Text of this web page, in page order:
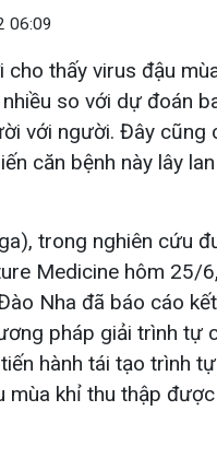
06:09
cho thấy virus đậu
so với dự đoán
với người. Đây cũng
căn bệnh này lây
trong nghiên cứu
Medicine hôm 25/
Nha đã báo cáo
pháp giải trình tự
tiến hành tái tạo trình
mùa khỉ thu thập